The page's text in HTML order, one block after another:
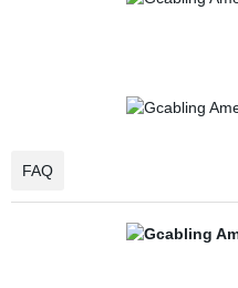
FAQ